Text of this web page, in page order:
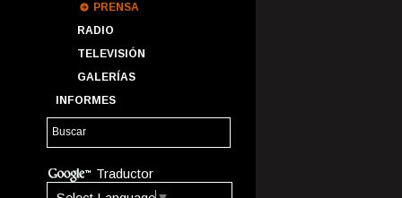
PRENSA
RADIO
TELEVISIÓN
GALERÍAS
INFORMES
Traductor